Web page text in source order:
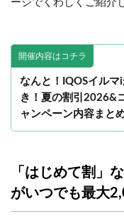
ージでくわしくご紹介
開催内容はコチラ
なんと！IQOSイルマ
き！夏の割引2026&
ャンペーン内容まと
「はじめて割」
がいつでも最大